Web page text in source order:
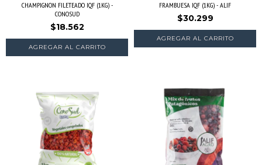
CHAMPIGNON FILETEADO IQF (1KG) -
CONOSUD
$18.562
FRAMBUESA IQF (1KG) - ALIF
$30.299